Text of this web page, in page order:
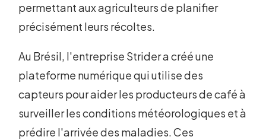
permettant aux agriculteurs de planifier
précisément leurs récoltes.
Au Brésil, l'entreprise Strider a créé une
plateforme numérique qui utilise des
capteurs pour aider les producteurs de café à
surveiller les conditions météorologiques et à
prédire l'arrivée des maladies. Ces